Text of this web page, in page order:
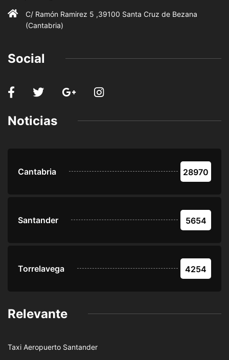
C/ Ramón Ramirez 5 ,39100 Santa Cruz de Bezana
(Cantabria)
Social
Noticias
Cantabria 28970
Santander 5654
Torrelavega 4254
Relevante
Taxi Aeropuerto Santander